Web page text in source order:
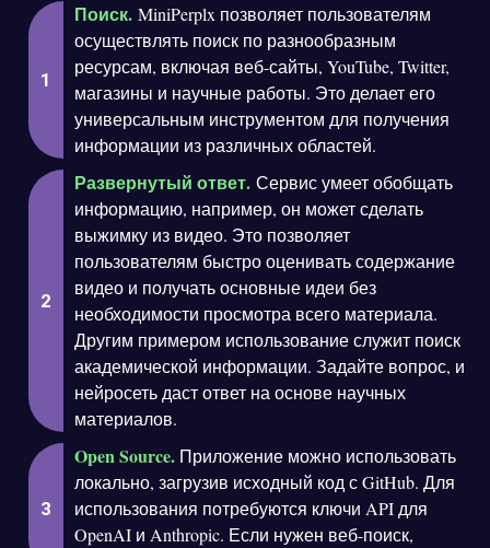
Поиск. MiniPerplx позволяет пользователям
осуществлять поиск по разнообразным
ресурсам, включая веб-сайты, YouTube, Twitter,
магазины и научные работы. Это делает его
универсальным инструментом для получения
информации из различных областей.
Развернутый ответ. Сервис умеет обобщать
информацию, например, он может сделать
выжимку из видео. Это позволяет
пользователям быстро оценивать содержание
видео и получать основные идеи без
необходимости просмотра всего материала.
Другим примером использование служит поиск
академической информации. Задайте вопрос, и
нейросеть даст ответ на основе научных
материалов.
Open Source. Приложение можно использовать
локально, загрузив исходный код с GitHub. Для
использования потребуются ключи API для
OpenAI и Anthropic. Если нужен веб-поиск,